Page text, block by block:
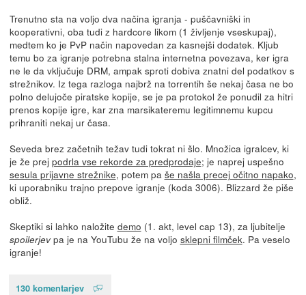
Trenutno sta na voljo dva načina igranja - puščavniški in
kooperativni, oba tudi z hardcore likom (1 življenje vseskupaj),
medtem ko je PvP način napovedan za kasnejši dodatek. Kljub
temu bo za igranje potrebna stalna internetna povezava, ker igra
ne le da vključuje DRM, ampak sproti dobiva znatni del podatkov s
strežnikov. Iz tega razloga najbrž na torrentih še nekaj časa ne bo
polno delujoče piratske kopije, se je pa protokol že ponudil za hitri
prenos kopije igre, kar zna marsikateremu legitimnemu kupcu
prihraniti nekaj ur časa.
Seveda brez začetnih težav tudi tokrat ni šlo. Množica igralcev, ki
je že prej podrla vse rekorde za predprodaje; je naprej uspešno
sesula prijavne strežnike, potem pa še našla precej očitno napako,
ki uporabniku trajno prepove igranje (koda 3006). Blizzard že piše
obliž.
Skeptiki si lahko naložite demo (1. akt, level cap 13), za ljubitelje
spoilerjevpa je na YouTubu že na voljo sklepni filmček. Pa veselo
igranje!
130 komentarjev